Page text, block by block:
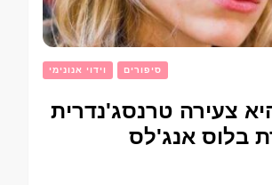
וידוי אנונימי סיפורים
היא צעירה טרנסג'נדרית
בלוס אנג'לס